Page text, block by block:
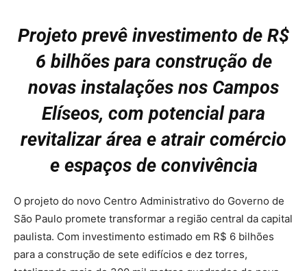
Projeto prevê investimento de R$
6 bilhões para construção de
novas instalações nos Campos
Elíseos, com potencial para
revitalizar área e atrair comércio
e espaços de convivência
O projeto do novo Centro Administrativo do Governo de
São Paulo promete transformar a região central da capital
paulista. Com investimento estimado em R$ 6 bilhões
para a construção de sete edifícios e dez torres,